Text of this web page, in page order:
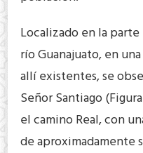
Localizado en la
río Guanajuato, en
allí existentes, se
Señor Santiago
el camino Real, con
de aproximadamente